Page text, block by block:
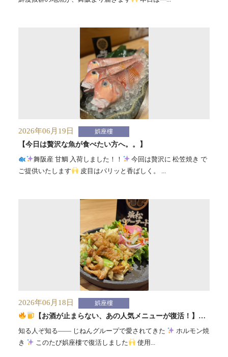
2026年06月19日 娯座樓
【今日は贅沢な魚が食べたい方へ。。】
舞阪産 甘鯛 入荷しました！！
今回は贅沢に 松笠焼き で
ご提供いたします
皮目はパリッと香ばしく。 ...
2026年06月18日 娯座樓
【お酒が止まらない、あの人気メニューが復活！】
知る人ぞ知る—— じねんグループで愛されてきた
ホルモン焼
き
このたび娯座樓で復活しました 使用...